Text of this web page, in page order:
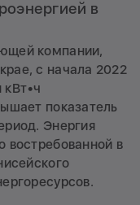
в
компании,
с начала 2022
показатель
Энергия
востребованной в